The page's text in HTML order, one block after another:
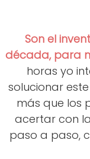
Son el
década, para
horas yo
solucionar
más que los
acertar con
paso a paso,